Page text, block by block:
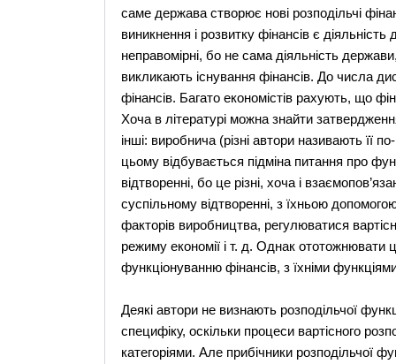
саме держава створює нові розподільчі
виникнення і розвитку фінансів є
неправомірні, бо не сама діяльність
викликають існування фінансів. До числа
фінансів. Багато економістів рахують, що
Хоча в літературі можна знайти
інші: виробнича (різні автори називають її
цьому відбувається підміна питання про
відтворенні, бо це різні, хоча і
суспільному відтворенні, з їхньою
факторів виробництва, регулюватися
режиму економії і т. д. Однак ототожнювати
функціонуванню фінансів, з їхніми
Деякі автори не визнають розподільчої
специфіку, оскільки процеси вартісного
категоріями. Але прибічники розподільчої